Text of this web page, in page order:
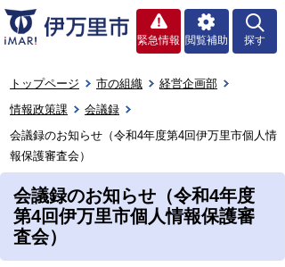
緊急情報 閲覧補助 探す
トップページ 市の組織
経営企画部
情報政策課
会議録
会議録のお知らせ（令和4年度第4回伊万里市個人情
報保護審査会）
会議録のお知らせ（令和4年度
第4回伊万里市個人情報保護審
査会）